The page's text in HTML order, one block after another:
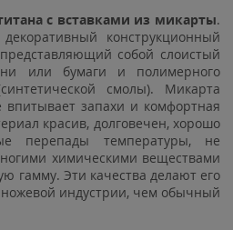
с вставками из микарты.
конструкционный
собой слоистый
или бумаги и полимерного
смолы). Микарта
впитывает запахи и комфортная
красив, долговечен, хорошо
перепады температуры, не
химическими веществами
гамму. Эти качества делают его
индустрии, чем обычный